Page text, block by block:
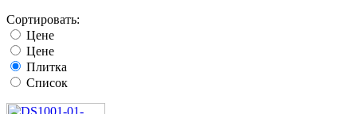
Сортировать:
Цене
Цене
Плитка
Список